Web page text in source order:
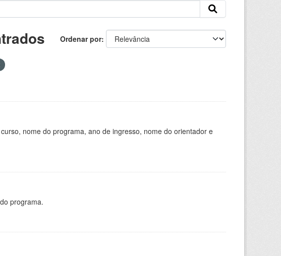
Ordenar por
nome do programa, ano de ingresso, nome do orientador e
programa.